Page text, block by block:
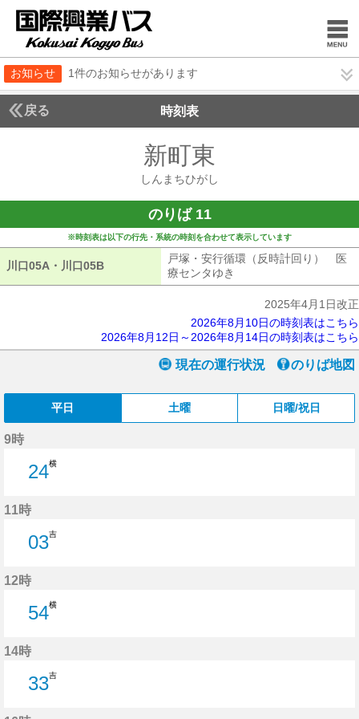
お知らせ 1件のお知らせがあります
戻る 時刻表
新町東
しんまちひがし
のりば 11
※時刻表は以下の行先・系統の時刻を合わせて表示しています
川口05A・川口05B 川口05A・川口05B
戸塚・安行循環（反時計回り） 医
療センタゆき
2025年4月1日改正
2026年8月10日の時刻表はこちら
2026年8月12日～2026年8月14日の時刻表はこちら
現在の運行状況 のりば地図
平日 土曜 日曜/祝日
9時
24横
11時
03吉
12時
54横
14時
33吉